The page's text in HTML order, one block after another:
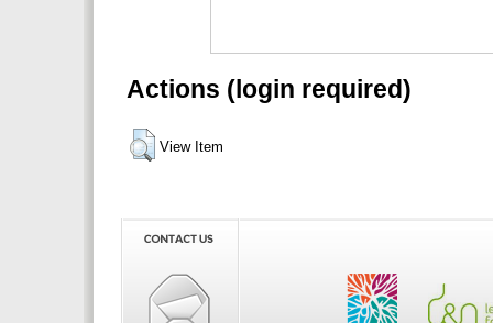
Actions (login required)
View Item